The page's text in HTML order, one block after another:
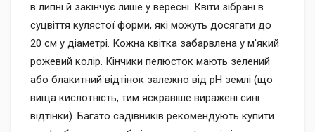
в липні й закінчує лише у вересні. Квіти зібрані в
суцвіття кулястої форми, які можуть досягати до
20 см у діаметрі. Кожна квітка забарвлена у м'який
рожевий колір. Кінчики пелюсток мають зелений
або блакитний відтінок залежно від pH землі (що
вища кислотність, тим яскравіше виражені сині
відтінки). Багато садівників рекомендують купити